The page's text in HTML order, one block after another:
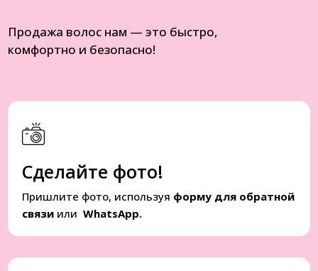
Продажа волос нам — это быстро,
комфортно и безопасно!
Сделайте фото!
Пришлите фото, используя форму для обратной
связи илиWhatsApp.